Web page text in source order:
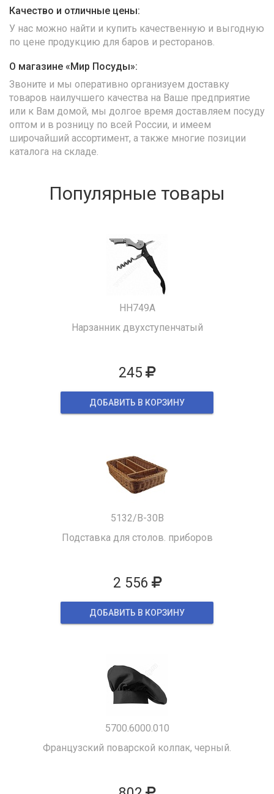
Качество и отличные цены:
У нас можно найти и купить качественную и выгодную
по цене продукцию для баров и ресторанов.
О магазине «Мир Посуды»:
Звоните и мы оперативно организуем доставку
товаров наилучшего качества на Ваше предприятие
или к Вам домой, мы долгое время доставляем посуду
оптом и в розницу по всей России, и имеем
широчайший ассортимент, а также многие позиции
каталога на складе.
Популярные товары
HH749A
Нарзанник двухступенчатый
245
ДОБАВИТЬ В КОРЗИНУ
5132/B-30B
Подставка для столов. приборов
2 556
ДОБАВИТЬ В КОРЗИНУ
5700.6000.010
Французский поварской колпак, черный.